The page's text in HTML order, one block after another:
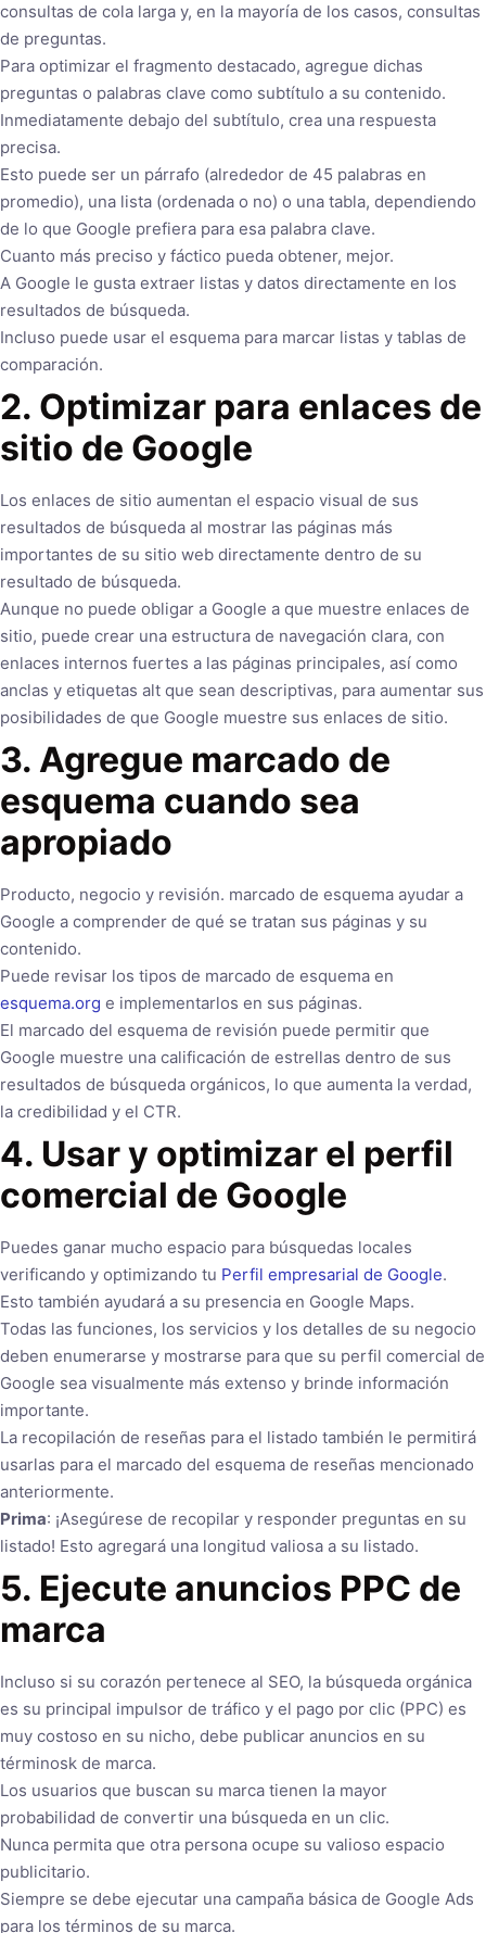
consultas de cola larga y, en la mayoría de los casos, consultas
de preguntas.
Para optimizar el fragmento destacado, agregue dichas
preguntas o palabras clave como subtítulo a su contenido.
Inmediatamente debajo del subtítulo, crea una respuesta
precisa.
Esto puede ser un párrafo (alrededor de 45 palabras en
promedio), una lista (ordenada o no) o una tabla, dependiendo
de lo que Google prefiera para esa palabra clave.
Cuanto más preciso y fáctico pueda obtener, mejor.
A Google le gusta extraer listas y datos directamente en los
resultados de búsqueda.
Incluso puede usar el esquema para marcar listas y tablas de
comparación.
2. Optimizar para enlaces de
sitio de Google
Los enlaces de sitio aumentan el espacio visual de sus
resultados de búsqueda al mostrar las páginas más
importantes de su sitio web directamente dentro de su
resultado de búsqueda.
Aunque no puede obligar a Google a que muestre enlaces de
sitio, puede crear una estructura de navegación clara, con
enlaces internos fuertes a las páginas principales, así como
anclas y etiquetas alt que sean descriptivas, para aumentar sus
posibilidades de que Google muestre sus enlaces de sitio.
3. Agregue marcado de
esquema cuando sea
apropiado
Producto, negocio y revisión. marcado de esquema ayudar a
Google a comprender de qué se tratan sus páginas y su
contenido.
Puede revisar los tipos de marcado de esquema en
esquema.org e implementarlos en sus páginas.
El marcado del esquema de revisión puede permitir que
Google muestre una calificación de estrellas dentro de sus
resultados de búsqueda orgánicos, lo que aumenta la verdad,
la credibilidad y el CTR.
4. Usar y optimizar el perfil
comercial de Google
Puedes ganar mucho espacio para búsquedas locales
verificando y optimizando tu Perfil empresarial de Google.
Esto también ayudará a su presencia en Google Maps.
Todas las funciones, los servicios y los detalles de su negocio
deben enumerarse y mostrarse para que su perfil comercial de
Google sea visualmente más extenso y brinde información
importante.
La recopilación de reseñas para el listado también le permitirá
usarlas para el marcado del esquema de reseñas mencionado
anteriormente.
Prima: ¡Asegúrese de recopilar y responder preguntas en su
listado! Esto agregará una longitud valiosa a su listado.
5. Ejecute anuncios PPC de
marca
Incluso si su corazón pertenece al SEO, la búsqueda orgánica
es su principal impulsor de tráfico y el pago por clic (PPC) es
muy costoso en su nicho, debe publicar anuncios en su
términosk de marca.
Los usuarios que buscan su marca tienen la mayor
probabilidad de convertir una búsqueda en un clic.
Nunca permita que otra persona ocupe su valioso espacio
publicitario.
Siempre se debe ejecutar una campaña básica de Google Ads
para los términos de su marca.